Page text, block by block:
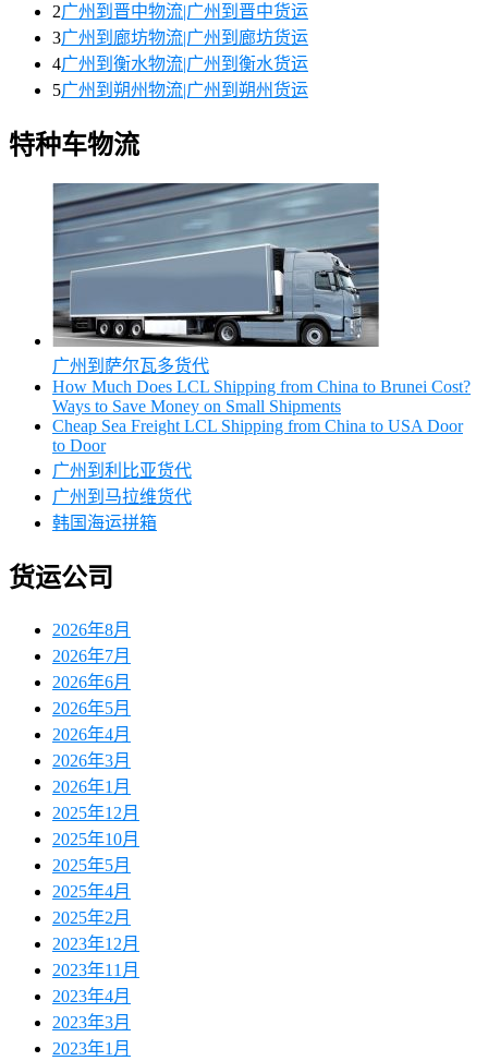
2广州到晋中物流|广州到晋中货运
3广州到廊坊物流|广州到廊坊货运
4广州到衡水物流|广州到衡水货运
5广州到朔州物流|广州到朔州货运
特种车物流
广州到萨尔瓦多货代
How Much Does LCL Shipping from China to Brunei Cost?
Ways to Save Money on Small Shipments
Cheap Sea Freight LCL Shipping from China to USA Door
to Door
广州到利比亚货代
广州到马拉维货代
韩国海运拼箱
货运公司
2026年8月
2026年7月
2026年6月
2026年5月
2026年4月
2026年3月
2026年1月
2025年12月
2025年10月
2025年5月
2025年4月
2025年2月
2023年12月
2023年11月
2023年4月
2023年3月
2023年1月